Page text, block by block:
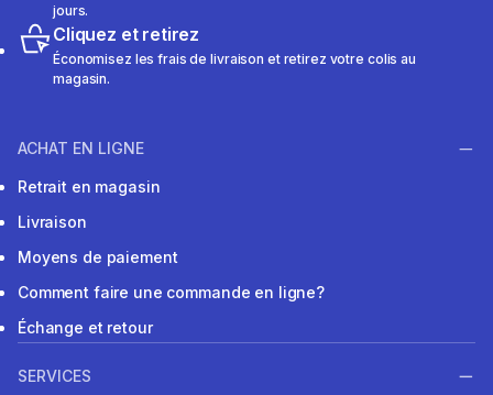
jours.
Cliquez et retirez
Économisez les frais de livraison et retirez votre colis au
magasin.
ACHAT EN LIGNE
Retrait en magasin
Livraison
Moyens de paiement
Comment faire une commande en ligne?
Échange et retour
SERVICES